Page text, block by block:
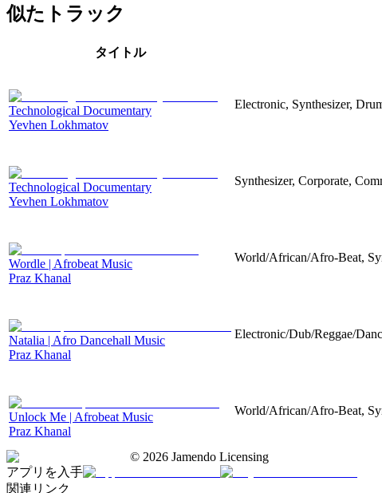
似たトラック
タイトル
Technological Documentary
Yevhen Lokhmatov
Electronic, Synthesizer,
Technological Documentary
Yevhen Lokhmatov
Synthesizer, Corporate,
Wordle | Afrobeat Music
Praz Khanal
World/African/Afro-Beat,
Natalia | Afro Dancehall Music
Praz Khanal
Electronic/Dub/Reggae/
Unlock Me | Afrobeat Music
Praz Khanal
World/African/Afro-Beat,
© 2026 Jamendo Licensing
アプリを入手
関連リンク